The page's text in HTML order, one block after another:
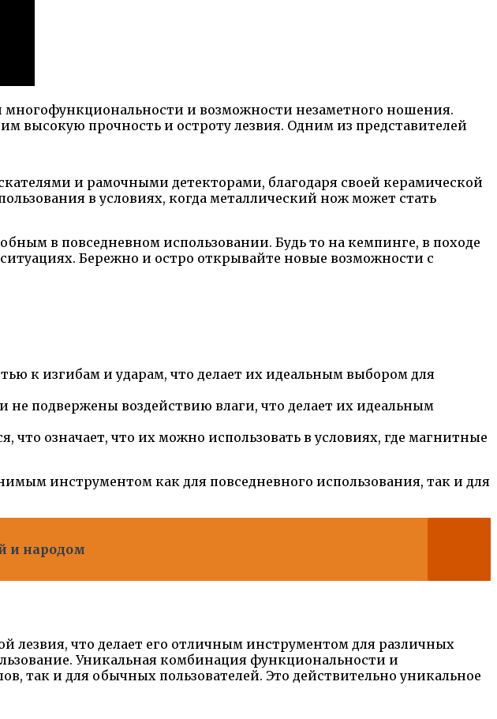
многофункциональности и возможности незаметного ношения.
высокую прочность и остроту лезвия. Одним из представителей
и рамочными детекторами, благодаря своей керамической
в условиях, когда металлический нож может стать
в повседневном использовании. Будь то на кемпинге, в походе
Бережно и остро открывайте новые возможности с
к изгибам и ударам, что делает их идеальным выбором для
подвержены воздействию влаги, что делает их идеальным
означает, что их можно использовать в условиях, где магнитные
инструментом как для повседневного использования, так и для
и народом
лезвия, что делает его отличным инструментом для различных
Уникальная комбинация функциональности и
так и для обычных пользователей. Это действительно уникальное